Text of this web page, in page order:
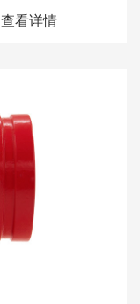
查看详情